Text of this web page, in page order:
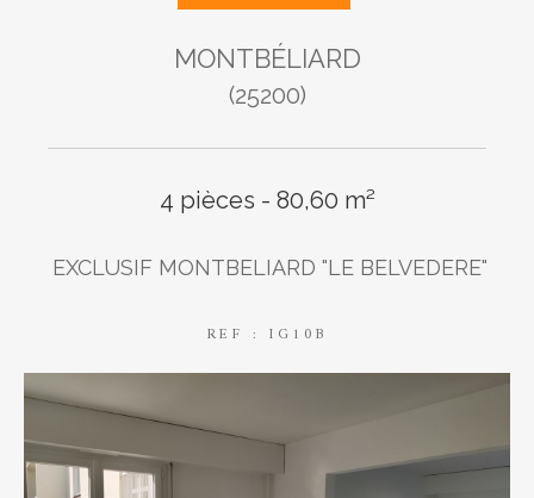
MONTBÉLIARD
(25200)
4 pièces - 80,60 m²
EXCLUSIF MONTBELIARD "LE BELVEDERE"
REF : IG10B
Parking Piscine